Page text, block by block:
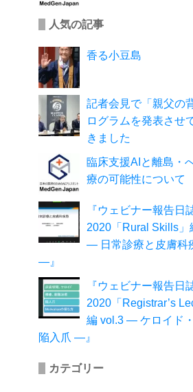
人気の記事
香る小豆島
記者会見で「親父の
ログラムを発表させ
きました
臨床支援AIと離島・
療の可能性につい
『ウェビナー報告日
2020「Rural Skills」
― 日常診療と皮膚科
―』
『ウェビナー報告日
2020「Registrar’s
編 vol.3 ― ケロイド
陥入爪 ―』
カテゴリー